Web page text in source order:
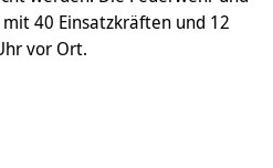
40 Einsatzkräften und 12
vor Ort.